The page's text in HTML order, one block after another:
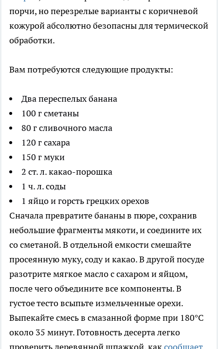
порчи, но перезрелые варианты с коричневой
кожурой абсолютно безопасны для термической
обработки.
Вам потребуются следующие продукты:
Два переспелых банана
100 г сметаны
80 г сливочного масла
120 г сахара
150 г муки
2 ст. л. какао-порошка
1 ч. л. соды
1 яйцо и горсть грецких орехов
Сначала превратите бананы в пюре, сохранив
небольшие фрагменты мякоти, и соедините их
со сметаной. В отдельной емкости смешайте
просеянную муку, соду и какао. В другой посуде
разотрите мягкое масло с сахаром и яйцом,
после чего объедините все компоненты. В
густое тесто всыпьте измельченные орехи.
Выпекайте смесь в смазанной форме при 180°C
около 35 минут. Готовность десерта легко